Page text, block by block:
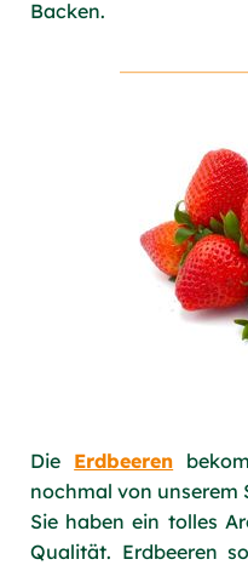
Backen.
Die Erdbeeren
nochmal von unserem
Sie haben ein tolles
Qualität. Erdbeeren